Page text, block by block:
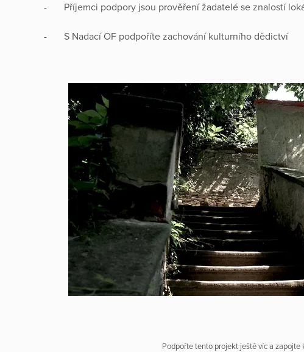
- Příjemci podpory jsou prověření žadatelé se znalostí
- S Nadací OF podpoříte zachování kulturního dědictví
Podpořte tento projekt ještě víc a zapojte